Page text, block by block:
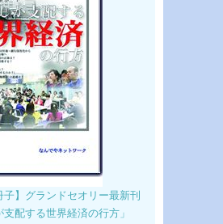
子】グランドセオリー最新刊
配する世界経済の行方」